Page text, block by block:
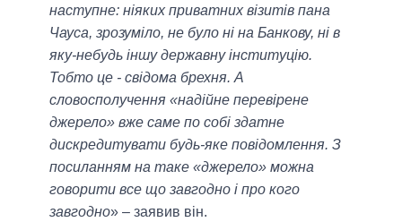
наступне: ніяких приватних візитів пана
Чауса, зрозуміло, не було ні на Банкову, ні в
яку-небудь іншу державну інституцію.
Тобто це - свідома брехня. А
словосполучення «надійне перевірене
джерело» вже саме по собі здатне
дискредитувати будь-яке повідомлення. З
посиланням на таке «джерело» можна
говорити все що завгодно і про кого
завгодно» – заявив він.